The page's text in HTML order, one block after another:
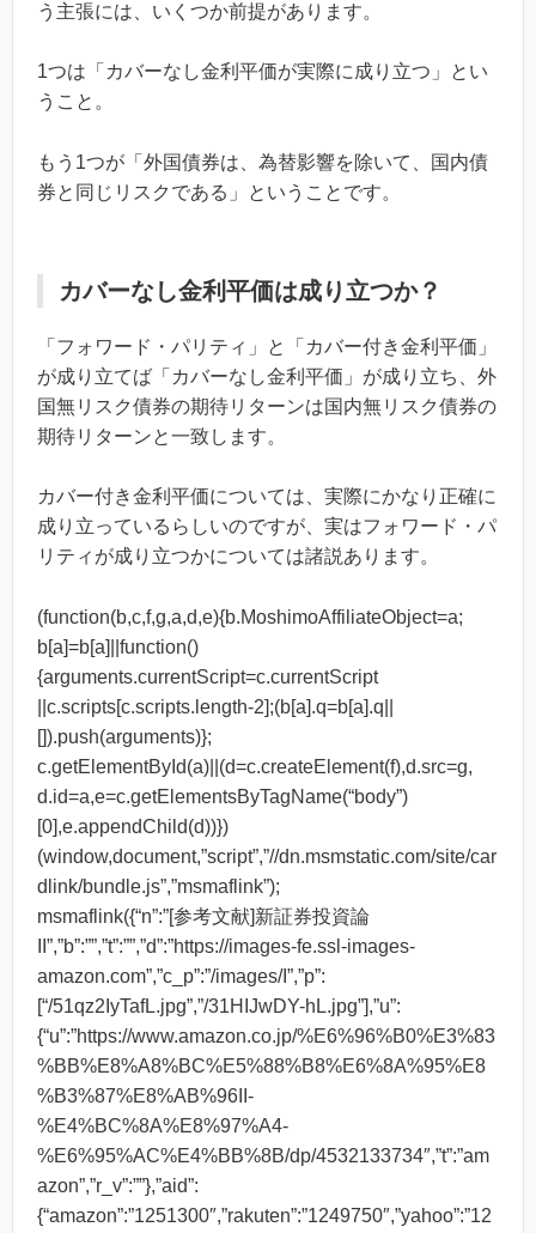
う主張には、いくつか前提があります。
1つは「カバーなし金利平価が実際に成り立つ」とい
うこと。
もう1つが「外国債券は、為替影響を除いて、国内債
券と同じリスクである」ということです。
カバーなし金利平価は成り立つか？
「フォワード・パリティ」と「カバー付き金利平価」
が成り立てば「カバーなし金利平価」が成り立ち、外
国無リスク債券の期待リターンは国内無リスク債券の
期待リターンと一致します。
カバー付き金利平価については、実際にかなり正確に
成り立っているらしいのですが、実はフォワード・パ
リティが成り立つかについては諸説あります。
(function(b,c,f,g,a,d,e){b.MoshimoAffiliateObject=a;
b[a]=b[a]||function()
{arguments.currentScript=c.currentScript
||c.scripts[c.scripts.length-2];(b[a].q=b[a].q||
[]).push(arguments)};
c.getElementById(a)||(d=c.createElement(f),d.src=g,
d.id=a,e=c.getElementsByTagName(“body”)
[0],e.appendChild(d))})
(window,document,”script”,”//dn.msmstatic.com/site/car
dlink/bundle.js”,”msmaflink”);
msmaflink({“n”:”[参考文献]新証券投資論
II”,”b”:””,”t”:””,”d”:”https://images-fe.ssl-images-
amazon.com”,”c_p”:”/images/I”,”p”:
[“/51qz2IyTafL.jpg”,”/31HIJwDY-hL.jpg”],”u”:
{“u”:”https://www.amazon.co.jp/%E6%96%B0%E3%83
%BB%E8%A8%BC%E5%88%B8%E6%8A%95%E8
%B3%87%E8%AB%96II-
%E4%BC%8A%E8%97%A4-
%E6%95%AC%E4%BB%8B/dp/4532133734″,”t”:”am
azon”,”r_v”:””},”aid”:
{“amazon”:”1251300″,”rakuten”:”1249750″,”yahoo”:”12